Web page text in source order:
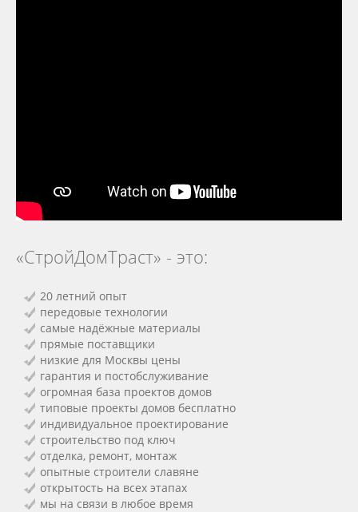
«СтройДомТраст» - это:
20 летний опыт
передовые технологии
самые надёжные материалы
прямые поставщики
низкие для Москвы цены
гарантия и постобслуживание
огромная база проектов домов
типовые проекты домов бесплатно
индивидуальное проектирование
строительство под ключ
отделка, ремонт, монтаж
опытные строители славяне
открытость на всех этапах
мы на связи в любое время